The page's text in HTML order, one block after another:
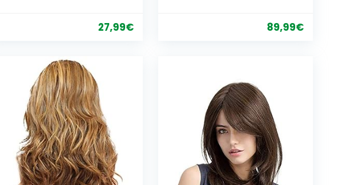
Peluca Fluffy del aspecto
27,99€
Natural Pelucas de Pelo
89,99€